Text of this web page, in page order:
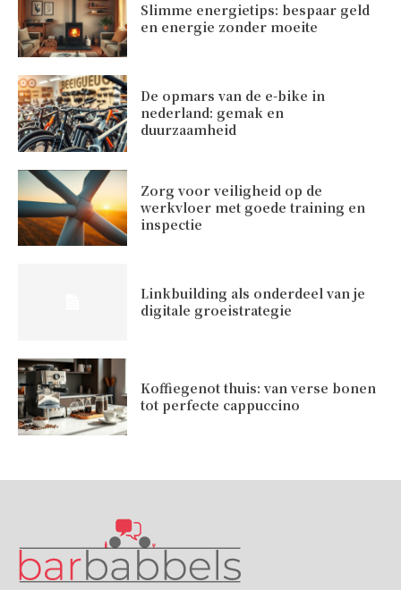
Slimme energietips: bespaar geld
en energie zonder moeite
De opmars van de e-bike in
nederland: gemak en
duurzaamheid
Zorg voor veiligheid op de
werkvloer met goede training en
inspectie
Linkbuilding als onderdeel van je
digitale groeistrategie
Koffiegenot thuis: van verse bonen
tot perfecte cappuccino